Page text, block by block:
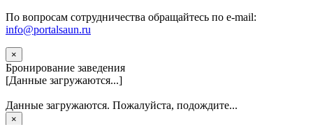
По вопросам сотрудничества обращайтесь по e-mail:
info@portalsaun.ru
×
Бронирование заведения
[Данные загружаются...]
Данные загружаются. Пожалуйста, подождите...
×